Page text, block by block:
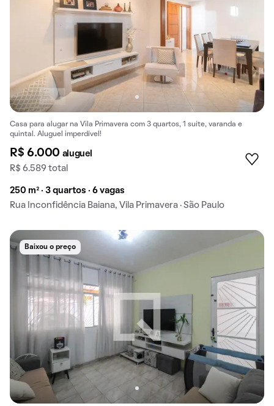
Casa para alugar na Vila Primavera com 3 quartos, 1 suíte, varanda e
quintal. Aluguel imperdível!
R$ 6.000 aluguel
R$ 6.589 total
250 m² · 3 quartos · 6 vagas
Rua Inconfidência Baiana, Vila Primavera · São Paulo
Baixou o preço